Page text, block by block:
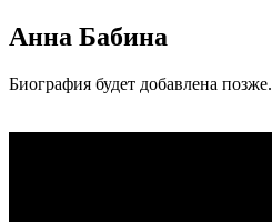
Анна Бабина
Биография будет добавлена позже.